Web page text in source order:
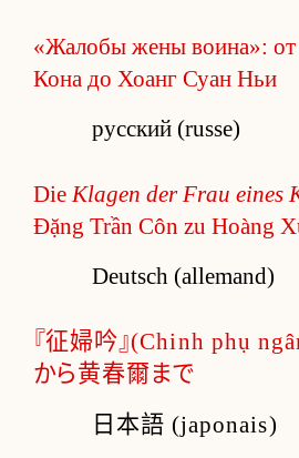
«Жалобы жены воина»:
Кона до Хоанг Суан Ньи
русский (russe)
DieKlagen der Frau eines
Đặng Trần Côn zu Hoàng
Deutsch (allemand)
『征婦吟』(Chinh phụ
から黄春爾まで
日本語 (japonais)